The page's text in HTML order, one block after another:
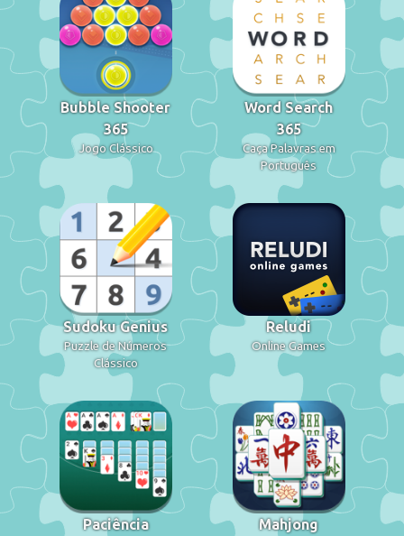
Bubble Shooter
365
Jogo Clássico
Word Search
365
Caça Palavras em
Português
Sudoku Genius
Puzzle de Números
Clássico
Reludi
Online Games
Paciência Mahjong